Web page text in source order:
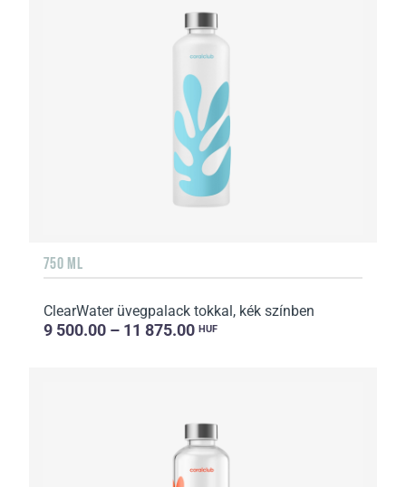
750 ML
ClearWater üvegpalack tokkal, kék színben
9 500.00 – 11 875.00 HUF